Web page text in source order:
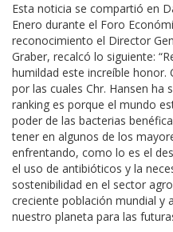
Esta noticia se compartió en
Enero durante el Foro
reconocimiento el Director
Graber, recalcó lo siguiente:
humildad este increíble honor.
por las cuales Chr. Hansen
ranking es porque el mundo
poder de las bacterias
tener en algunos de los
enfrentando, como lo es el
el uso de antibióticos y la
sostenibilidad en el sector
creciente población mundial y
nuestro planeta para las